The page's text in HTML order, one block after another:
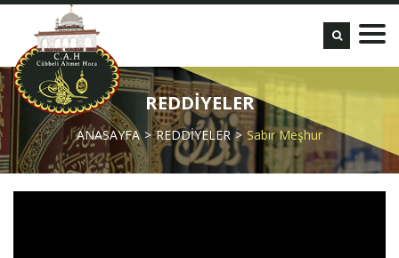
REDDİYELER
ANASAYFA REDDİYELER Sabır Meşhur